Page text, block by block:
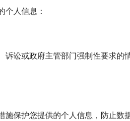
个人信息：
诉讼或政府主管部门强制性要求的
施保护您提供的个人信息，防止数